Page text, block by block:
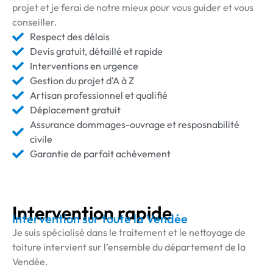
projet et je ferai de notre mieux pour vous guider et vous
conseiller.
Respect des délais
Devis gratuit, détaillé et rapide
Interventions en urgence
Gestion du projet d'A à Z
Artisan professionnel et qualifié
Déplacement gratuit
Assurance dommages-ouvrage et resposnabilité
civile
Garantie de parfait achèvement
Intervention rapide
Intervention sur toute la Vendée
Je suis spécialisé dans le traitement et le nettoyage de
toiture intervient sur l’ensemble du département de la
Vendée.